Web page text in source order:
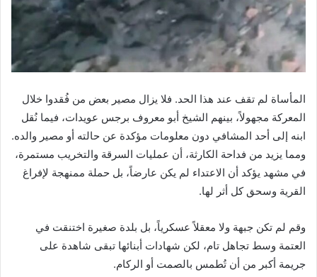
المأساة لم تقف عند هذا الحد. فلا يزال مصير بعض من فُقدوا خلال
المعركة مجهولاً، بينهم الشيخ أبو معروف برجس عويدات، فيما نُقل
ابنه إلى أحد المشافي دون معلومات مؤكدة عن حالته أو مصير والده.
ومما يزيد من فداحة الكارثة، أن عمليات السرقة والتخريب مستمرة،
في مشهد يؤكد أن الاعتداء لم يكن عارضاً، بل حملة ممنهجة لإفراغ
القرية وسحق كل أثر لها.
وقم لم تكن جبهة ولا معقلاً عسكرياً، بل بلدة صغيرة اختنقت في
العتمة وسط تجاهل تام، لكن شهادات أبنائها تبقى شاهدة على
جريمة أكبر من أن تُطمس بالصمت أو الركام.